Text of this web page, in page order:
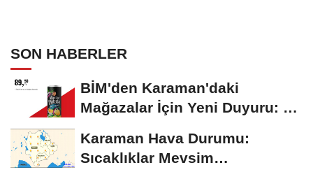
SON HABERLER
BİM'den Karaman'daki
Mağazalar İçin Yeni Duyuru: 11
Karaman Hava Durumu:
Sıcaklıklar Mevsim